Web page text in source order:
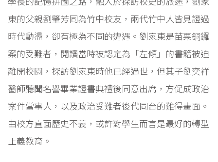
東的父親劉肇芳同為竹中校友，兩代竹中人皆見證過
時代動盪，卻有極為不同的遭遇。劉家東是苗栗銅鑼
案的受難者，閱讀當時被認定為「左傾」的書籍被迫
離開校園，探訪劉家東時他已經過世，但其子劉奕祥
醫師聽聞名譽畢業證書典禮後同意出席，方促成政治
案件當事人，以及政治受難者後代同台的難得畫面。
由校方直面歷史不義，或許對學生而言是最好的轉型
正義教育。